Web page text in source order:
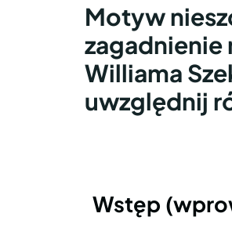
Motyw
zagadnienie
Williama
uwzględnij
Wstęp